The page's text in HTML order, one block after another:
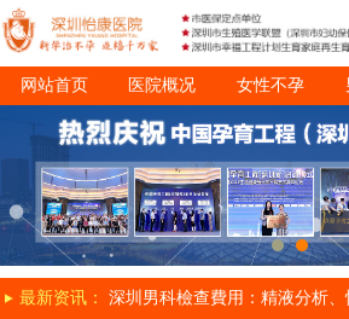
网站首页 医院概况 女性不孕
诊疗项目 就医指南
最新资讯： 深圳男科檢查費用：精液分析